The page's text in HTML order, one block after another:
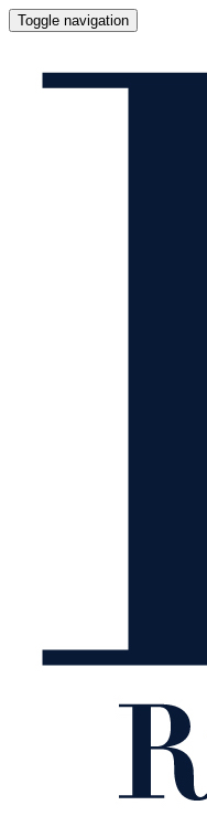
Toggle navigation